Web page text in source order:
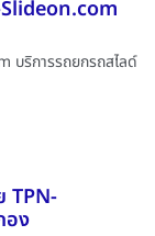
Slideon.com
บริการรถยกรถสไลด์
TPN-
อง